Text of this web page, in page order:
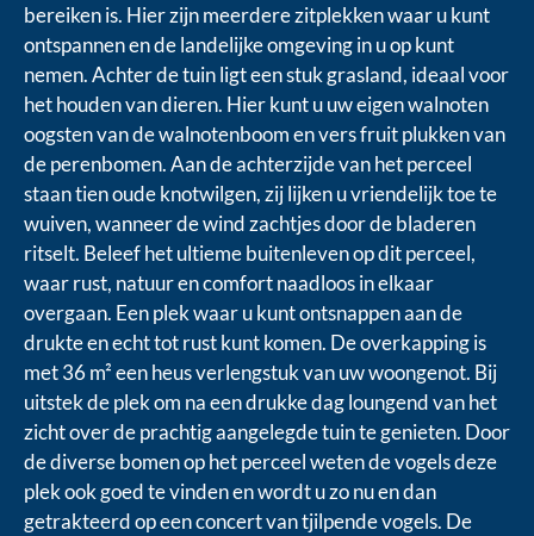
bereiken is. Hier zijn meerdere zitplekken waar u kunt
ontspannen en de landelijke omgeving in u op kunt
nemen. Achter de tuin ligt een stuk grasland, ideaal voor
het houden van dieren. Hier kunt u uw eigen walnoten
oogsten van de walnotenboom en vers fruit plukken van
de perenbomen. Aan de achterzijde van het perceel
staan tien oude knotwilgen, zij lijken u vriendelijk toe te
wuiven, wanneer de wind zachtjes door de bladeren
ritselt. Beleef het ultieme buitenleven op dit perceel,
waar rust, natuur en comfort naadloos in elkaar
overgaan. Een plek waar u kunt ontsnappen aan de
drukte en echt tot rust kunt komen. De overkapping is
met 36 m² een heus verlengstuk van uw woongenot. Bij
uitstek de plek om na een drukke dag loungend van het
zicht over de prachtig aangelegde tuin te genieten. Door
de diverse bomen op het perceel weten de vogels deze
plek ook goed te vinden en wordt u zo nu en dan
getrakteerd op een concert van tjilpende vogels. De